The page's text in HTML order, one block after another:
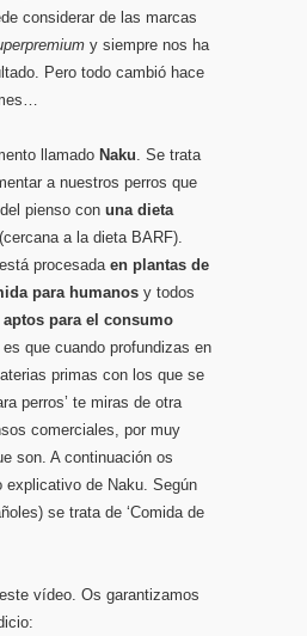
considerar de las marcas
y siempre nos ha
Pero todo cambió hace
llamado Naku. Se trata
a nuestros perros que
pienso con una dieta
(cercana a la dieta BARF).
procesada en plantas de
para humanos y todos
aptos para el consumo
que cuando profundizas en
primas con los que se
perros’ te miras de otra
comerciales, por muy
son. A continuación os
explicativo de Naku. Según
se trata de ‘Comida de
vídeo. Os garantizamos